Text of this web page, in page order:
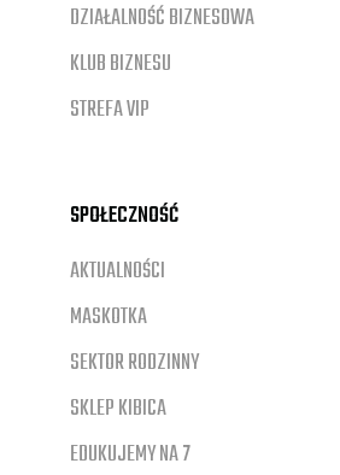
DZIAŁALNOŚĆ BIZNESOWA
KLUB BIZNESU
STREFA VIP
SPOŁECZNOŚĆ
AKTUALNOŚCI
MASKOTKA
SEKTOR RODZINNY
SKLEP KIBICA
EDUKUJEMY NA 7